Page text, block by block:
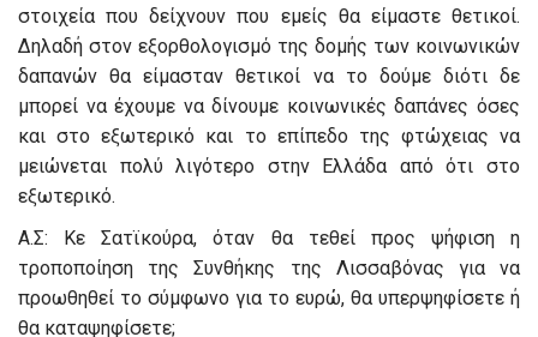
στοιχεία που δείχνουν που εμείς θα είμαστε θετικοί.
Δηλαδή στον εξορθολογισμό της δομής των κοινωνικών
δαπανών θα είμασταν θετικοί να το δούμε διότι δε
μπορεί να έχουμε να δίνουμε κοινωνικές δαπάνες όσες
και στο εξωτερικό και το επίπεδο της φτώχειας να
μειώνεται πολύ λιγότερο στην Ελλάδα από ότι στο
εξωτερικό.
Α.Σ: Κε Σατϊκούρα, όταν θα τεθεί προς ψήφιση η
τροποποίηση της Συνθήκης της Λισσαβόνας για να
προωθηθεί το σύμφωνο για το ευρώ, θα υπερψηφίσετε ή
θα καταψηφίσετε;